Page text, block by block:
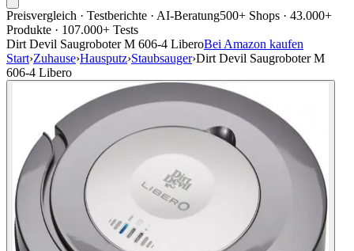
Preisvergleich · Testberichte · AI-Beratung500+ Shops · 43.000+
Produkte · 107.000+ Tests
Dirt Devil Saugroboter M 606-4 LiberoBei Amazon kaufen
Start›Zuhause›Hausputz›Staubsauger›Dirt Devil Saugroboter M
606-4 Libero